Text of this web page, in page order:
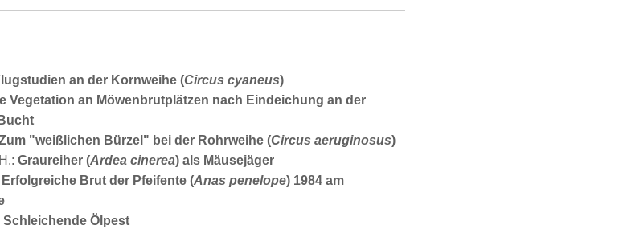
an der Kornweihe (Circus cyaneus)
Vegetation an Möwenbrutplätzen nach Eindeichung an der
"weißlichen Bürzel" bei der Rohrweihe (Circus aeruginosus)
Graureiher (Ardea cinerea) als Mäusejäger
Erfolgreiche Brut der Pfeifente (Anas penelope) 1984 am
Schleichende Ölpest